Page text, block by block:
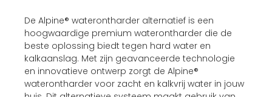
De Alpine® waterontharder alternatief is een
hoogwaardige premium waterontharder die de
beste oplossing biedt tegen hard water en
kalkaanslag. Met zijn geavanceerde technologie
en innovatieve ontwerp zorgt de Alpine®
waterontharder voor zacht en kalkvrij water in jouw